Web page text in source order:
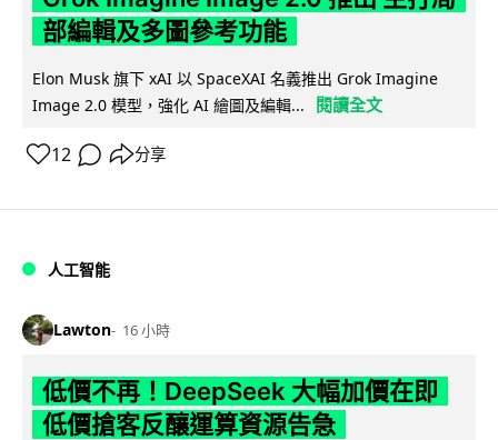
部編輯及多圖參考功能
Elon Musk 旗下 xAI 以 SpaceXAI 名義推出 Grok Imagine
Image 2.0 模型，強化 AI 繪圖及編輯...
閱讀全文
12 分享
人工智能
Lawton 16 小時
低價不再！DeepSeek 大幅加價在即
低價搶客反釀運算資源告急